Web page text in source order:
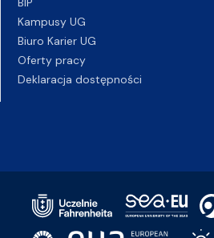
Kampusy UG
Biuro Karier UG
Oferty pracy
Deklaracja dostępności